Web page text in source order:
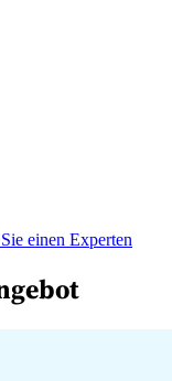
einen Experten